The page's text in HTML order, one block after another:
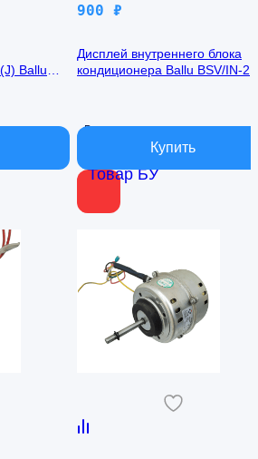
Ballu
Товар БУ
900 ₽
Дисплей внутреннего блока
кондиционера Ballu BSV/IN-
В наличии